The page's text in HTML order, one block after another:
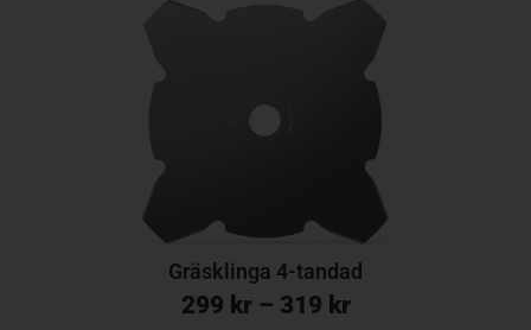
Gräsklinga 4-tandad
299 kr – 319 kr